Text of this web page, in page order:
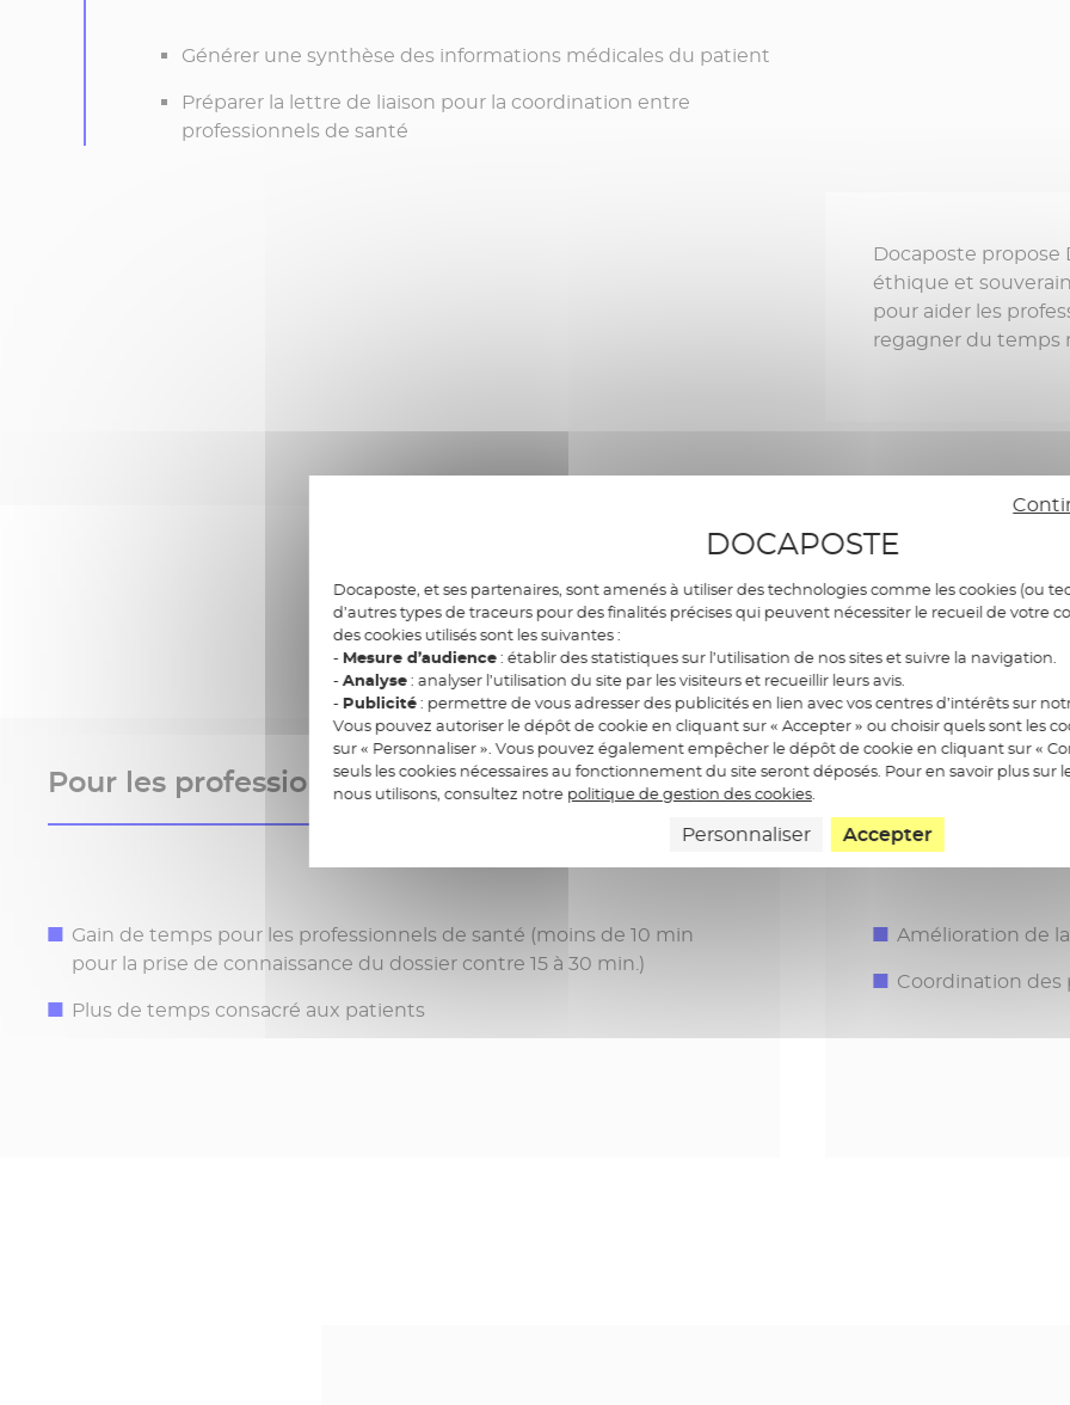
Générer une synthèse des informations médicales du patient
Préparer la lettre de liaison pour la coordination entre
professionnels de santé
Docaposte propose
éthique et
pour aider les
regagner du temps
Les bénéfices immédiats de la
Pour les professionnels de santé
Gain de temps pour les professionnels de santé (moins de 10 min
pour la prise de connaissance du dossier contre 15 à 30 min.)
Plus de temps consacré aux patients
Pour les
Amélioration de
Coordination des
DOCAPOSTE
Docaposte, et ses partenaires, sont amenés à utiliser des technologies comme les cookies (ou
d’autres types de traceurs pour des finalités précises qui peuvent nécessiter le recueil de votre
des cookies utilisés sont les suivantes :
-Mesure d’audience: établir des statistiques sur l’utilisation de nos sites et suivre la navigation.
-Analyse: analyser l’utilisation du site par les visiteurs et recueillir leurs avis.
-Publicité: permettre de vous adresser des publicités en lien avec vos centres d’intérêts sur
Vous pouvez autoriser le dépôt de cookie en cliquant sur « Accepter » ou choisir quels sont les
sur « Personnaliser ». Vous pouvez également empêcher le dépôt de cookie en cliquant sur «
seuls les cookies nécessaires au fonctionnement du site seront déposés. Pour en savoir plus sur
nous utilisons, consultez notre politique de gestion des cookies.
Personnaliser Accepter